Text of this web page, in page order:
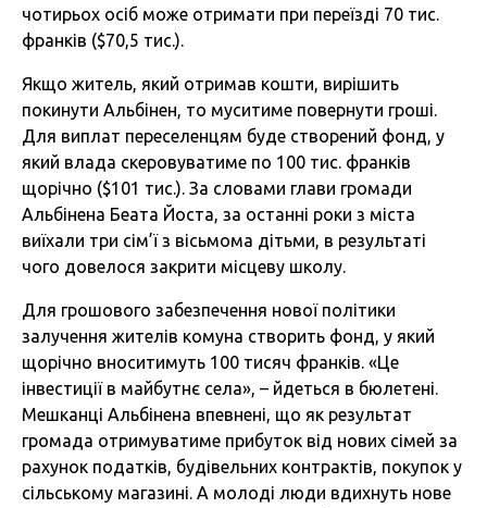
чотирьох осіб може отримати при переїзді 70 тис.
франків ($70,5 тис.).
Якщо житель, який отримав кошти, вирішить
покинути Альбінен, то муситиме повернути гроші.
Для виплат переселенцям буде створений фонд, у
який влада скеровуватиме по 100 тис. франків
щорічно ($101 тис.). За словами глави громади
Альбінена Беата Йоста, за останні роки з міста
виїхали три сім’ї з вісьмома дітьми, в результаті
чого довелося закрити місцеву школу.
Для грошового забезпечення нової політики
залучення жителів комуна створить фонд, у який
щорічно вноситимуть 100 тисяч франків. «Це
інвестиції в майбутнє села», – йдеться в бюлетені.
Мешканці Альбінена впевнені, що як результат
громада отримуватиме прибуток від нових сімей за
рахунок податків, будівельних контрактів, покупок у
сільському магазині. А молоді люди вдихнуть нове